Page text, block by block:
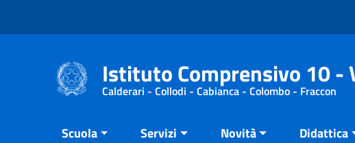
Istituto Comprensivo 10 -
Calderari - Collodi - Cabianca - Colombo - Fraccon
Scuola Servizi Novità Didattica